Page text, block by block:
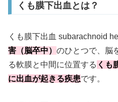
くも膜下出血とは？
くも膜下出血 subarachnoid
害（脳卒中） のひとつで、脳
る軟膜と中間に位置する くも
に出血が起きる疾患です。